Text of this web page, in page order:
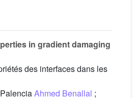
in gradient damaging
des interfaces dans les
Ahmed Benallal ;